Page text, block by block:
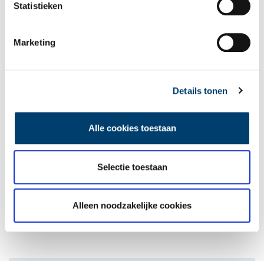
Statistieken
Marketing
Details tonen
Alle cookies toestaan
Selectie toestaan
Alleen noodzakelijke cookies
Nederlandse autofabrieken van vroeger